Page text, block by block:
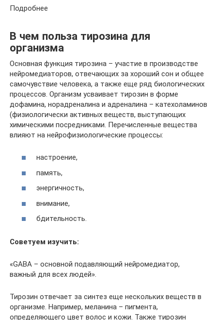
Подробнее
В чем польза тирозина для
организма
Основная функция тирозина – участие в производстве
нейромедиаторов, отвечающих за хороший сон и общее
самочувствие человека, а также еще ряд биологических
процессов. Организм усваивает тирозин в форме
дофамина, норадреналина и адреналина – катехоламинов
(физиологически активных веществ, выступающих
химическими посредниками. Перечисленные вещества
влияют на нейрофизиологические процессы:
настроение,
память,
энергичность,
внимание,
бдительность.
Советуем изучить:
«GABA – основной подавляющий нейромедиатор,
важный для всех людей».
Тирозин отвечает за синтез еще нескольких веществ в
организме. Например, меланина – пигмента,
определяющего цвет волос и кожи. Также тирозин